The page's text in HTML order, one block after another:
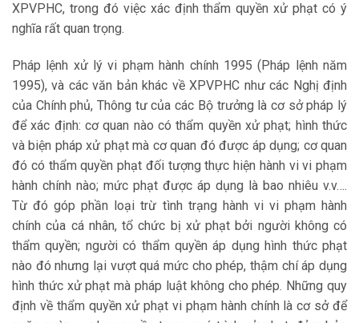
XPVPHC, trong đó việc xác định thẩm quyền xử phạt có ý
nghĩa rất quan trọng.
Pháp lệnh xử lý vi phạm hành chính 1995 (Pháp lệnh năm
1995), và các văn bản khác về XPVPHC như các Nghị định
của Chính phủ, Thông tư của các Bộ trưởng là cơ sở pháp lý
để xác định: cơ quan nào có thẩm quyền xử phạt; hình thức
và biện pháp xử phạt mà cơ quan đó được áp dụng; cơ quan
đó có thẩm quyền phạt đối tượng thực hiện hành vi vi phạm
hành chính nào; mức phạt được áp dụng là bao nhiêu v.v….
Từ đó góp phần loại trừ tình trạng hành vi vi phạm hành
chính của cá nhân, tổ chức bị xử phạt bởi người không có
thẩm quyền; người có thẩm quyền áp dụng hình thức phạt
nào đó nhưng lại vượt quá mức cho phép, thậm chí áp dụng
hình thức xử phạt mà pháp luật không cho phép. Những quy
định về thẩm quyền xử phạt vi phạm hành chính là cơ sở để